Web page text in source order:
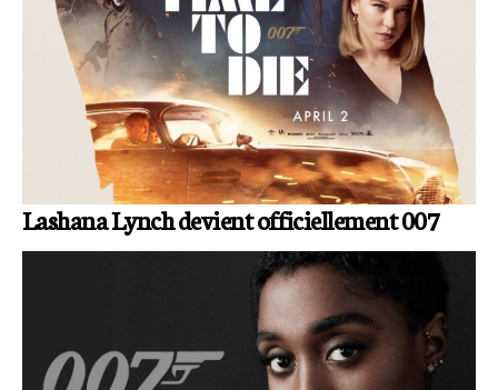
Lashana Lynch devient officiellement 007